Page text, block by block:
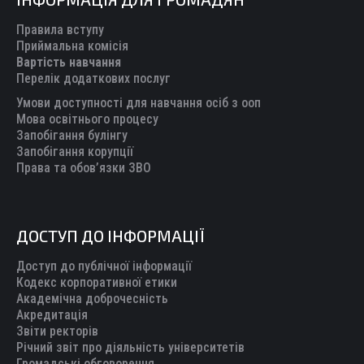
opens
in
new
window
opens
in
new
window
opens
in
new
window
opens
in
new
window
opens
new
Правила вступу
Приймальна комісія
Вартість навчання
Перелік додаткових послуг
Умови доступності для навчання осіб з ооп
Мова освітнього процесу
Запобігання булінгу
Запобігання корупції
Права та обов’язки ЗВО
ДОСТУП ДО ІНФОРМАЦІЇ
Доступ до публічної інформації
Кодекс корпоративної етики
Академічна доброчесність
Акредитація
Звіти ректорів
Річний звіт про діяльність університетів